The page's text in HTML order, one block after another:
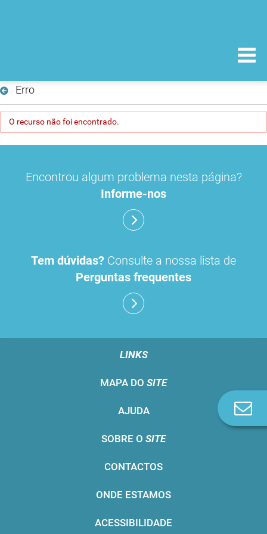
Erro
O recurso não foi encontrado.
Encontrou algum problema nesta página?
Informe-nos
Tem dúvidas? Consulte a nossa lista de
Perguntas frequentes
LINKS
MAPA DO SITE
AJUDA
SOBRE O SITE
CONTACTOS
ONDE ESTAMOS
ACESSIBILIDADE